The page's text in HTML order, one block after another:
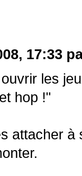
17:33
les
hop !"
attacher